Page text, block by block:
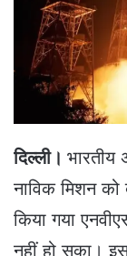
e
m
a
i
दिल्ली।
नाविक मिशन को
किया गया
नहीं हो सका।